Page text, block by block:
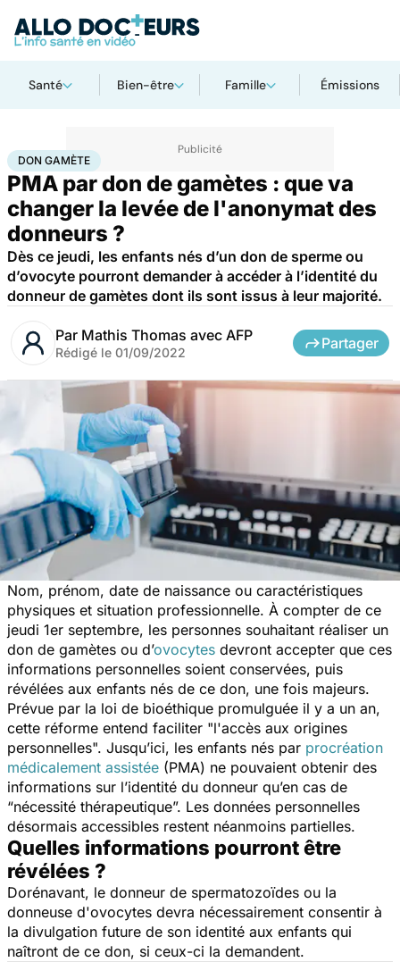
Santé Bien-être Famille Émissions
AccueilSantéDon gamète
DON GAMÈTE
PMA par don de gamètes : que va
changer la levée de l'anonymat des
donneurs ?
Dès ce jeudi, les enfants nés d’un don de sperme ou
d’ovocyte pourront demander à accéder à l’identité du
donneur de gamètes dont ils sont issus à leur majorité.
Par Mathis Thomas avec AFP
Rédigé le 01/09/2022
Partager
Nom, prénom, date de naissance ou caractéristiques
physiques et situation professionnelle. À compter de ce
jeudi 1er septembre, les personnes souhaitant réaliser un
don de gamètes ou d’ovocytes devront accepter que ces
informations personnelles soient conservées, puis
révélées aux enfants nés de ce don, une fois majeurs.
Prévue par la loi de bioéthique promulguée il y a un an,
cette réforme entend faciliter "l'accès aux origines
personnelles". Jusqu’ici, les enfants nés par procréation
médicalement assistée (PMA) ne pouvaient obtenir des
informations sur l’identité du donneur qu’en cas de
“nécessité thérapeutique”. Les données personnelles
désormais accessibles restent néanmoins partielles.
Quelles informations pourront être
révélées ?
Dorénavant, le donneur de spermatozoïdes ou la
donneuse d'ovocytes devra nécessairement consentir à
la divulgation future de son identité aux enfants qui
naîtront de ce don, si ceux-ci la demandent.